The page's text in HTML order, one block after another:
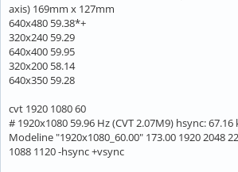
axis) 169mm x 127mm
640x480 59.38*+
320x240 59.29
640x400 59.95
320x200 58.14
640x350 59.28
cvt 1920 1080 60
# 1920x1080 59.96 Hz (CVT 2.07M9) hsync:
Modeline "1920x1080_60.00" 173.00 1920 2048
1088 1120 -hsync +vsync